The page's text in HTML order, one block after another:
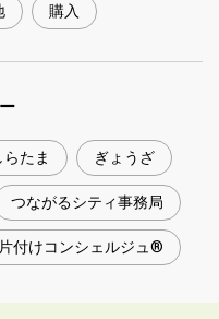
購入
らたま ぎょうざ
つながるシティ事務局
付けコンシェルジュ®